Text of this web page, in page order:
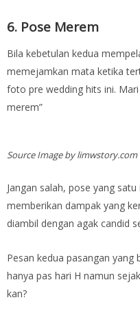
6. Pose Merem
Bila kebetulan kedua
memejamkan mata ketika
foto pre wedding hits ini.
merem”
Source Image by limwstory.com
Jangan salah, pose yang
memberikan dampak yang
diambil dengan agak candid
Pesan kedua pasangan
hanya pas hari H namun
kan?